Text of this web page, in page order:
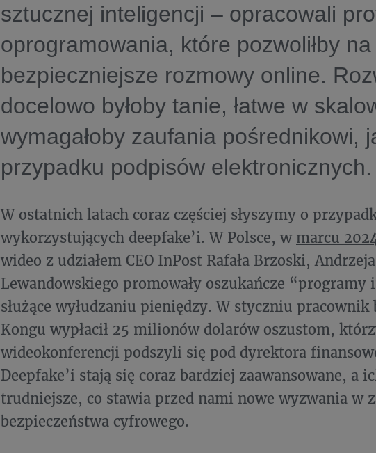
sztucznej inteligencji – opracowali
oprogramowania, które pozwoliłby na
bezpieczniejsze rozmowy online.
docelowo byłoby tanie, łatwe w
wymagałoby zaufania pośrednikowi,
przypadku podpisów elektronicznych.
W ostatnich latach coraz częściej słyszymy o
wykorzystujących deepfake’i. W Polsce, w marcu 2024
wideo z udziałem CEO InPost Rafała Brzoski,
Lewandowskiego promowały oszukańcze “programy
służące wyłudzaniu pieniędzy. W styczniu
Kongu wypłacił 25 milionów dolarów oszustom,
wideokonferencji podszyli się pod dyrektora
Deepfake’i stają się coraz bardziej zaawansowane, a
trudniejsze, co stawia przed nami nowe wyzwania w
bezpieczeństwa cyfrowego.